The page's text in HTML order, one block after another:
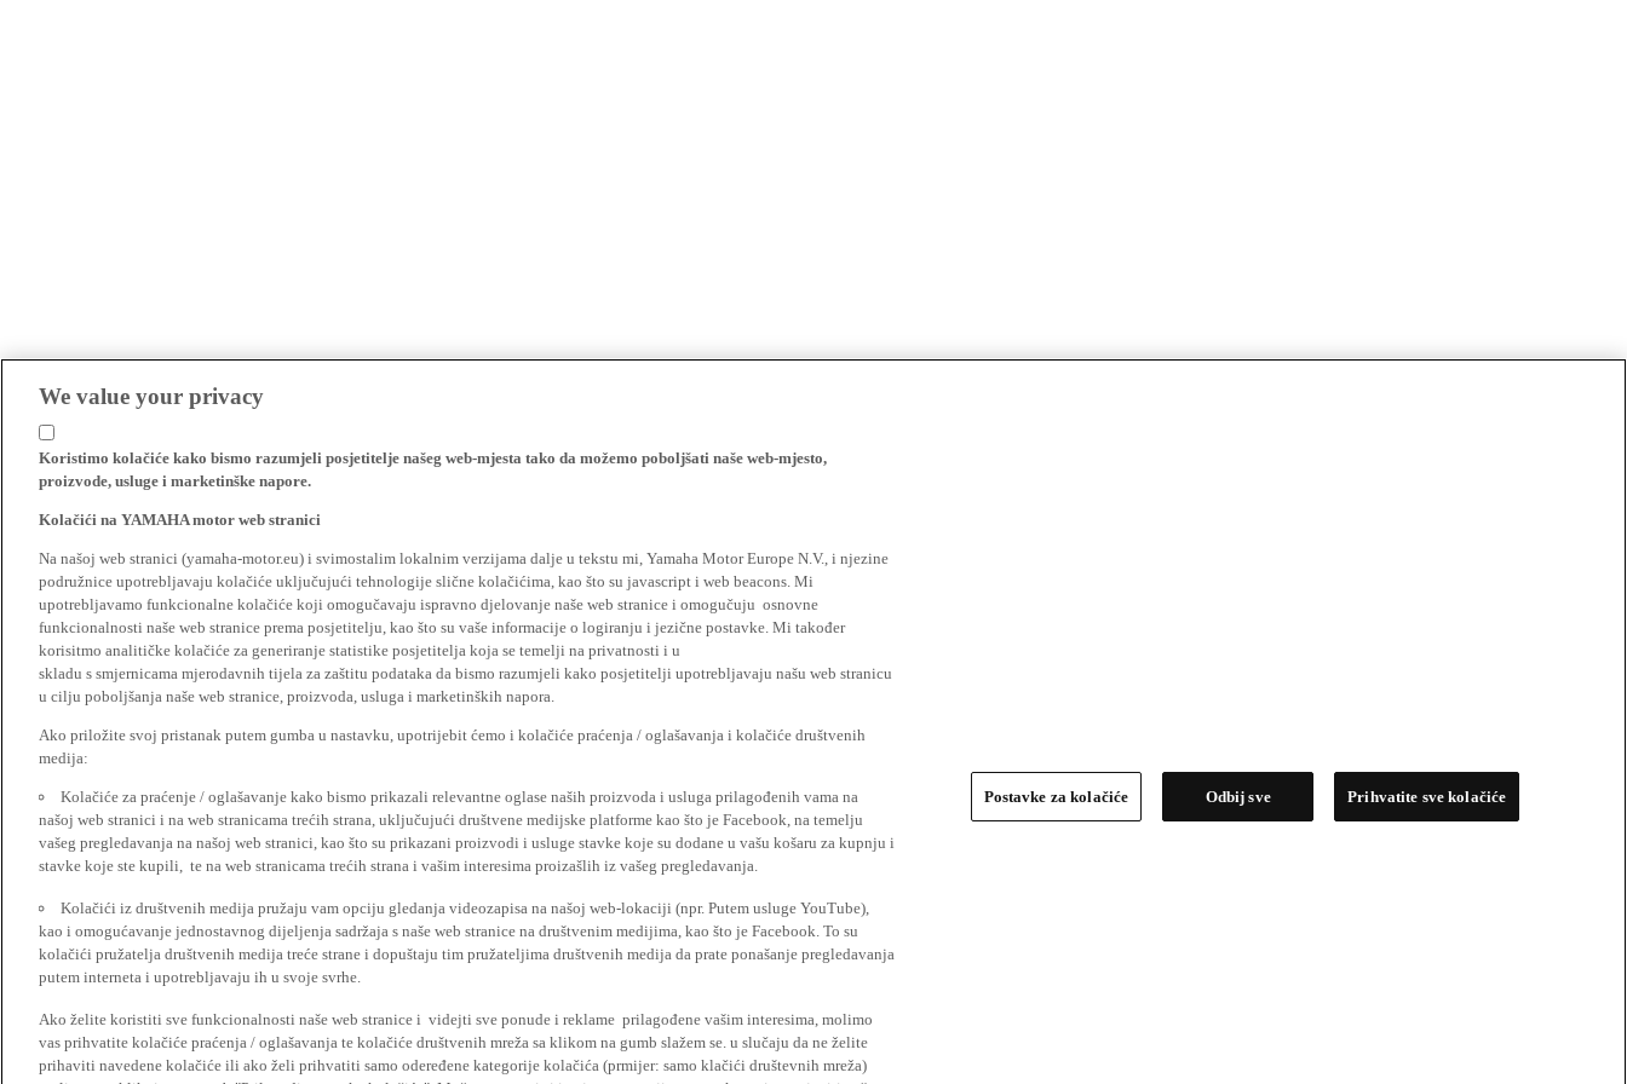
We value your privacy
Koristimo kolačiće kako bismo razumjeli posjetitelje našeg web-mjesta tako da možemo poboljšati naše web-mjesto,
proizvode, usluge i marketinške napore.
Kolačići na YAMAHA motor web stranici
Na našoj web stranici (yamaha-motor.eu) i svimostalim lokalnim verzijama dalje u tekstu mi, Yamaha Motor Europe N.V., i njezine
podružnice upotrebljavaju kolačiće uključujući tehnologije slične kolačićima, kao što su javascript i web beacons. Mi
upotrebljavamo funkcionalne kolačiće koji omogučavaju ispravno djelovanje naše web stranice i omogučuju osnovne
funkcionalnosti naše web stranice prema posjetitelju, kao što su vaše informacije o logiranju i jezične postavke. Mi također
korisitmo analitičke kolačiće za generiranje statistike posjetitelja koja se temelji na privatnosti i u
skladu s smjernicama mjerodavnih tijela za zaštitu podataka da bismo razumjeli kako posjetitelji upotrebljavaju našu web stranicu
u cilju poboljšanja naše web stranice, proizvoda, usluga i marketinških napora.
Ako priložite svoj pristanak putem gumba u nastavku, upotrijebit ćemo i kolačiće praćenja / oglašavanja i kolačiće društvenih
medija:
Kolačiće za praćenje / oglašavanje kako bismo prikazali relevantne oglase naših proizvoda i usluga prilagođenih vama na
našoj web stranici i na web stranicama trećih strana, uključujući društvene medijske platforme kao što je Facebook, na temelju
vašeg pregledavanja na našoj web stranici, kao što su prikazani proizvodi i usluge stavke koje su dodane u vašu košaru za kupnju i
stavke koje ste kupili, te na web stranicama trećih strana i vašim interesima proizašlih iz vašeg pregledavanja.
Kolačići iz društvenih medija pružaju vam opciju gledanja videozapisa na našoj web-lokaciji (npr. Putem usluge YouTube),
kao i omogućavanje jednostavnog dijeljenja sadržaja s naše web stranice na društvenim medijima, kao što je Facebook. To su
kolačići pružatelja društvenih medija treće strane i dopuštaju tim pružateljima društvenih medija da prate ponašanje pregledavanja
putem interneta i upotrebljavaju ih u svoje svrhe.
Ako želite koristiti sve funkcionalnosti naše web stranice i videjti sve ponude i reklame prilagođene vašim interesima, molimo
vas prihvatite kolačiće praćenja / oglašavanja te kolačiće društvenih mreža sa klikom na gumb slažem se. u slučaju da ne želite
prihaviti navedene kolačiće ili ako želi prihvatiti samo odeređene kategorije kolačića (prmijer: samo klačići društevnih mreža)
Postavke za kolačiće Odbij sve Prihvatite sve kolačiće